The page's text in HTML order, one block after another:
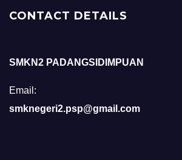
CONTACT DETAILS
SMKN2 PADANGSIDIMPUAN
Email:
smknegeri2.psp@gmail.com